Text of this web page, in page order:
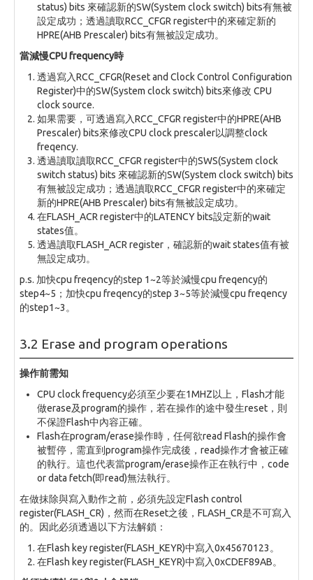
status) bits 來確認新的SW(System clock switch) bits有無被
設定成功；透過讀取RCC_CFGR register中的來確定新的
HPRE(AHB Prescaler) bits有無被設定成功。
當減慢CPU frequency時
透過寫入RCC_CFGR(Reset and Clock Control Configuration
Register)中的SW(System clock switch) bits來修改 CPU
clock source.
如果需要，可透過寫入RCC_CFGR register中的HPRE(AHB
Prescaler) bits來修改CPU clock prescaler以調整clock
freqency.
透過讀取讀取RCC_CFGR register中的SWS(System clock
switch status) bits 來確認新的SW(System clock switch) bits
有無被設定成功；透過讀取RCC_CFGR register中的來確定
新的HPRE(AHB Prescaler) bits有無被設定成功。
在FLASH_ACR register中的LATENCY bits設定新的wait
states值。
透過讀取FLASH_ACR register，確認新的wait states值有被
無設定成功。
p.s. 加快cpu freqency的step 1~2等於減慢cpu freqency的
step4~5；加快cpu freqency的step 3~5等於減慢cpu freqency
的step1~3。
3.2 Erase and program operations
操作前需知
CPU clock frequency必須至少要在1MHZ以上，Flash才能
做erase及program的操作，若在操作的途中發生reset，則
不保證Flash中內容正確。
Flash在program/erase操作時，任何欲read Flash的操作會
被暫停，需直到program操作完成後，read操作才會被正確
的執行。這也代表當program/erase操作正在執行中，code
or data fetch(即read)無法執行。
在做抹除與寫入動作之前，必須先設定Flash control
register(FLASH_CR)，然而在Reset之後，FLASH_CR是不可寫入
的。因此必須透過以下方法解鎖：
在Flash key register(FLASH_KEYR)中寫入0x45670123。
在Flash key register(FLASH_KEYR)中寫入0xCDEF89AB。